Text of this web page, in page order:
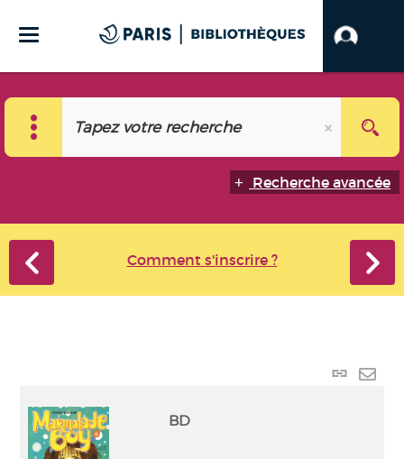
Recherche avancée
Comment s'inscrire ?
Lien
BD